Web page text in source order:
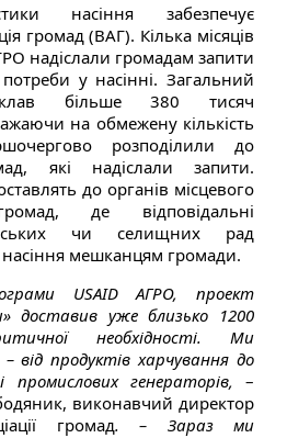
насіння забезпечує
громад (ВАГ). Кілька місяців
надіслали громадам запити
у насінні. Загальний
більше 380 тисяч
на обмежену кількість
розподілили до
які надіслали запити.
до органів місцевого
де відповідальні
чи селищних рад
насіння мешканцям громади.
USAID
АГРО, проект
доставив уже близько 1200
необхідності. Ми
від продуктів харчування до
промислових генераторів, –
виконавчий директор
громад. – Зараз ми